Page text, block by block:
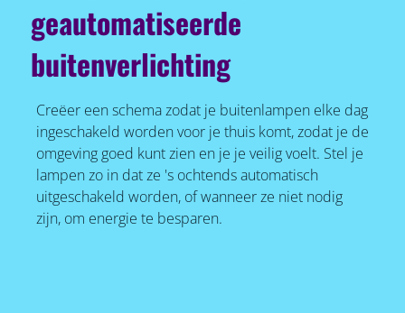
geautomatiseerde
buitenverlichting
Creëer een schema zodat je buitenlampen elke dag
ingeschakeld worden voor je thuis komt, zodat je de
omgeving goed kunt zien en je je veilig voelt. Stel je
lampen zo in dat ze 's ochtends automatisch
uitgeschakeld worden, of wanneer ze niet nodig
zijn, om energie te besparen.